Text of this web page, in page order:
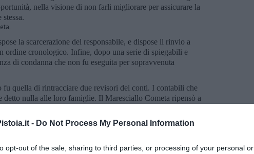
- Do Not Process My Personal Information
opt-out of the sale, sharing to third parties, or processing of your personal or
nella visione di non farli migliorare per assicurare la
la scarcerazione del responsabile, e dispose il rinvio a
ordine cronologico. Infine, dopo una serie di spiegabili e
di condanna che non fu eseguita per sopravvenuta
fu quella di rintracciare due revisori dei conti. I contabili che
detto nulla alle loro famiglie. Il Maresciallo Cometa ripensò a
l’unica persona che aveva spiegato con dovizia di
permesso di indirizzare le indagini nel senso che poi si era
il Vicepresidente, gli era apparso come la vera “eminenza
dei conti tanto da farli nominare dal consiglio e dopo,